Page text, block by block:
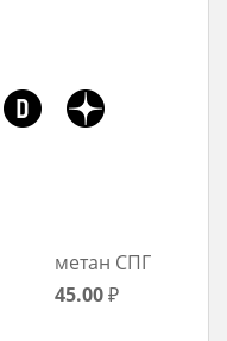
метан СПГ
45.00₽